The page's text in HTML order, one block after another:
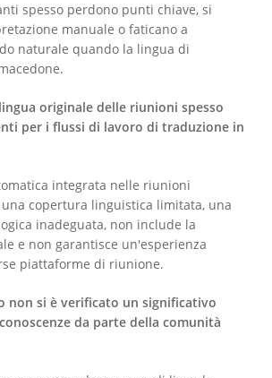
spesso perdono punti chiave, si
manuale o faticano a
naturale quando la lingua di
originale delle riunioni spesso
per i flussi di lavoro di traduzione in
integrata nelle riunioni
copertura linguistica limitata, una
inadeguata, non include la
e non garantisce un'esperienza
piattaforme di riunione.
non si è verificato un significativo
da parte della comunità